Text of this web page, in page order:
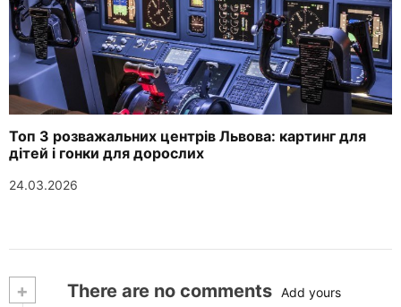
Топ 3 розважальних центрів Львова: картинг для
дітей і гонки для дорослих
24.03.2026
+ There are no comments Add yours